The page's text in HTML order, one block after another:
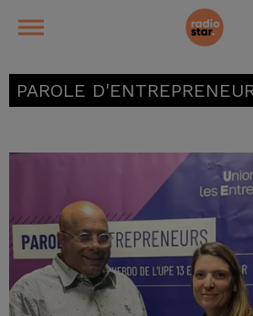
PAROLE